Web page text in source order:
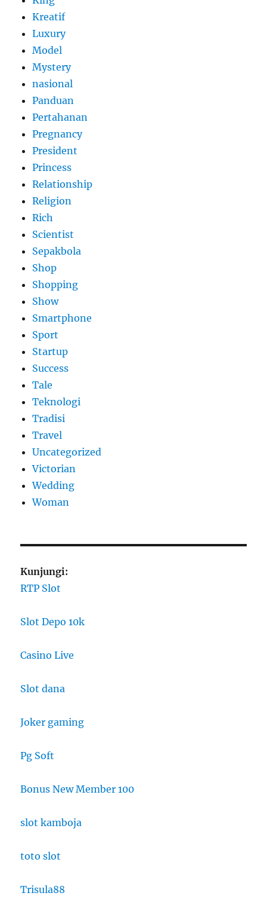
Kreatif
Luxury
Model
Mystery
nasional
Panduan
Pertahanan
Pregnancy
President
Princess
Relationship
Religion
Rich
Scientist
Sepakbola
Shop
Shopping
Show
Smartphone
Sport
Startup
Success
Tale
Teknologi
Tradisi
Travel
Uncategorized
Victorian
Wedding
Woman
Kunjungi:
RTP Slot
Slot Depo 10k
Casino Live
Slot dana
Joker gaming
Pg Soft
Bonus New Member 100
slot kamboja
toto slot
Trisula88